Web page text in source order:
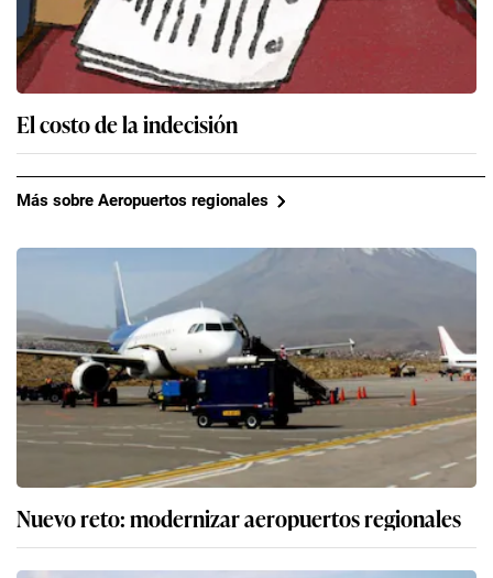
El costo de la indecisión
Más sobre Aeropuertos regionales
Nuevo reto: modernizar aeropuertos regionales